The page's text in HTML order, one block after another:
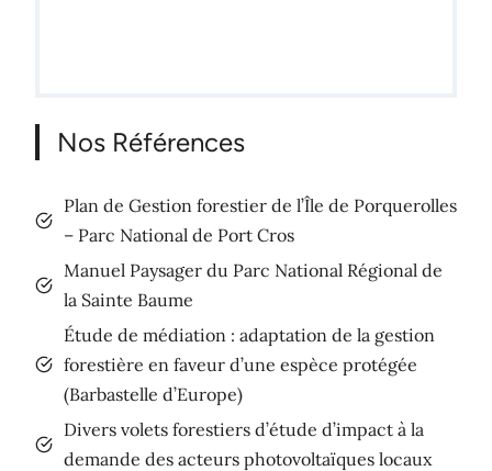
Nos Références
Plan de Gestion forestier de l’Île de Porquerolles
– Parc National de Port Cros
Manuel Paysager du Parc National Régional de
la Sainte Baume
Étude de médiation : adaptation de la gestion
forestière en faveur d’une espèce protégée
(Barbastelle d’Europe)
Divers volets forestiers d’étude d’impact à la
demande des acteurs photovoltaïques locaux